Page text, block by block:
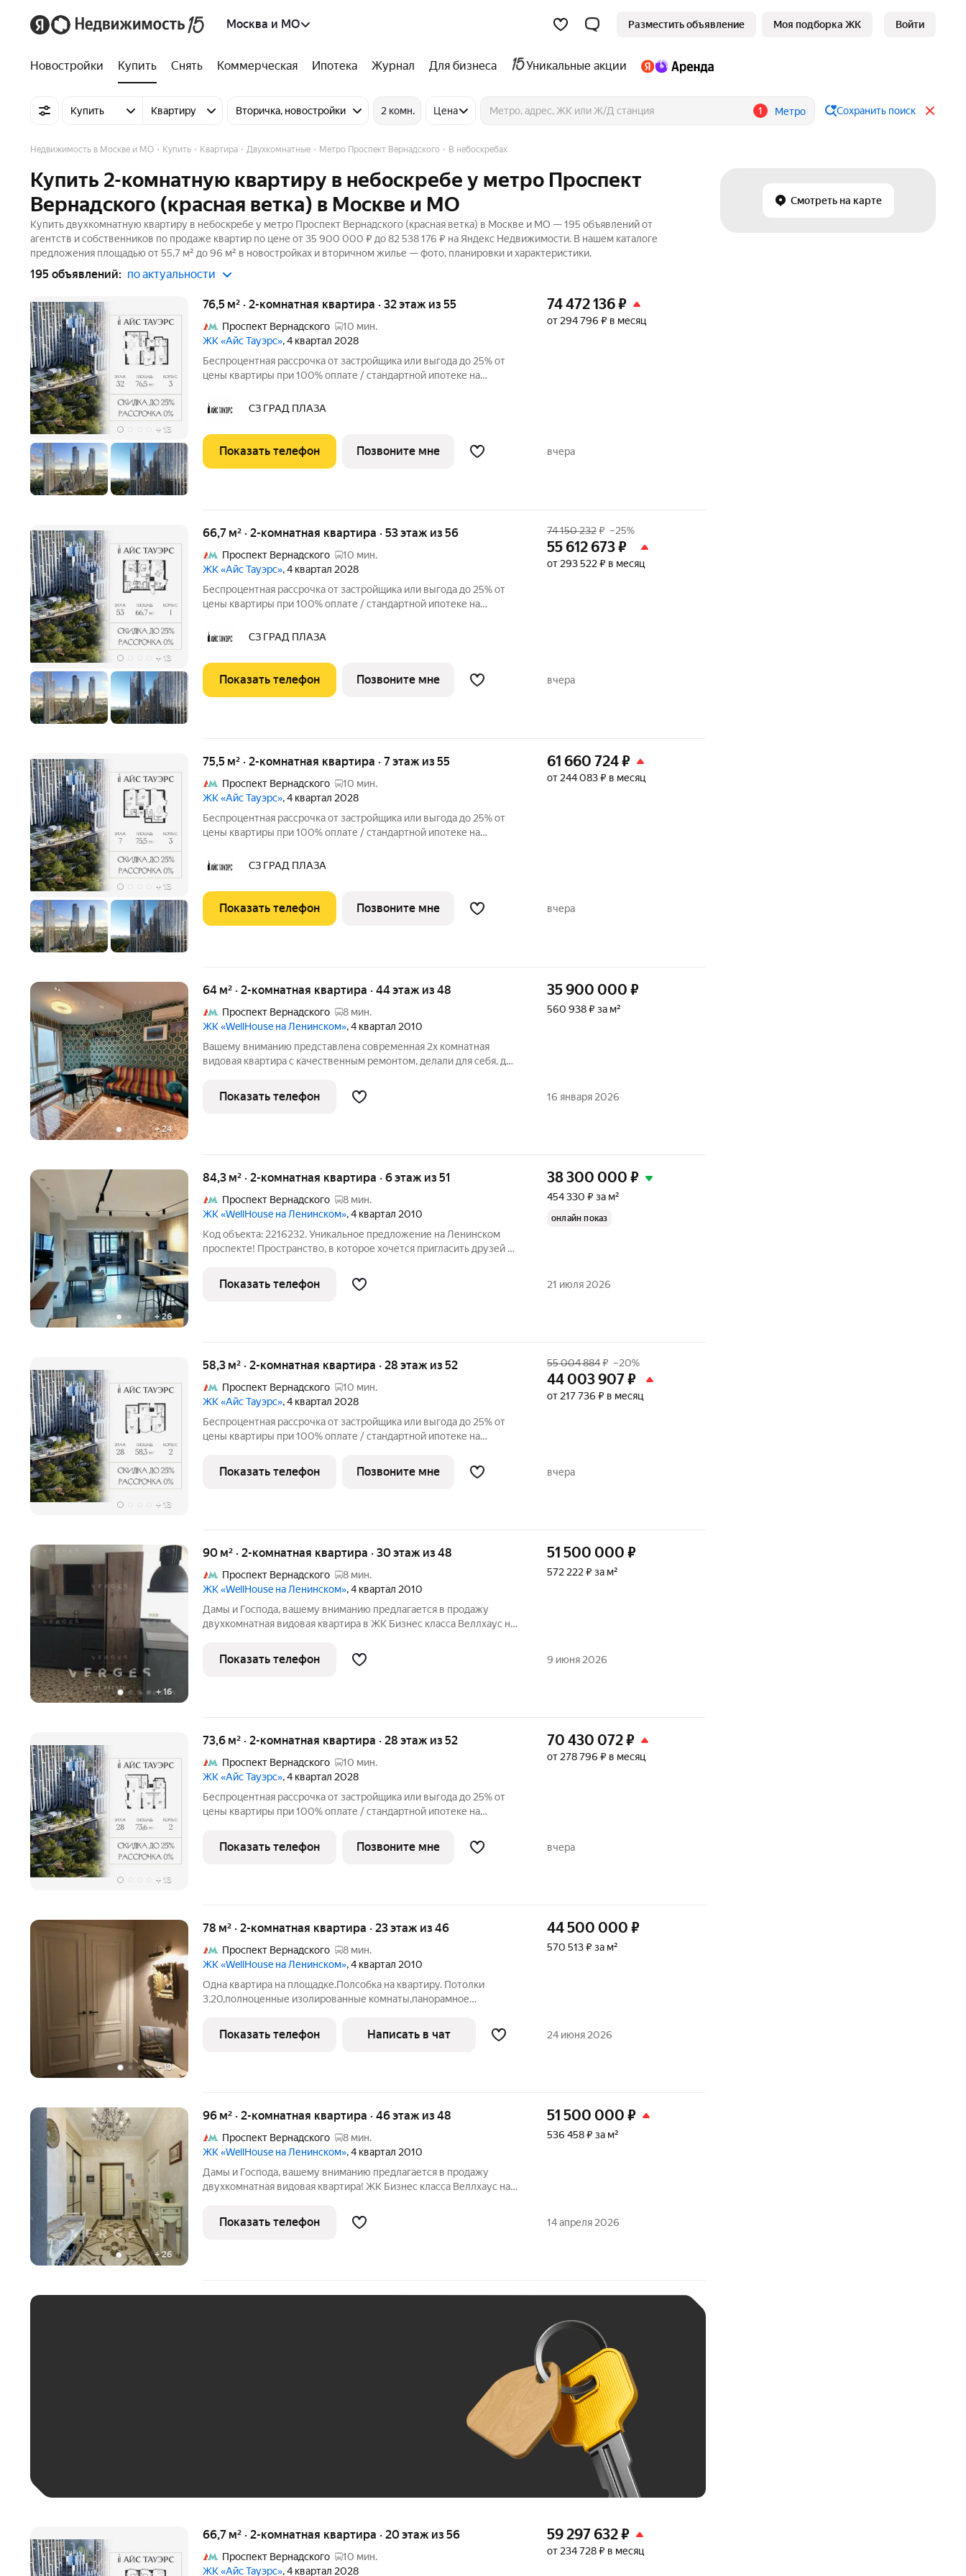
Москва и МО Разместить объявление Моя подборка ЖК Войти
Новостройки Купить Снять Коммерческая Ипотека Журнал Для бизнеса Уникальные акции
Купить Квартиру Вторичка, новостройки 2 комн. Цена 1 Метро Сохранить поиск
Смотреть на карте
Недвижимость в Москве и МО Купить Квартира Двухкомнатные Метро Проспект Вернадского В небоскребах
Купить 2-комнатную квартиру в небоскребе у метро Проспект
Вернадского (красная ветка) в Москве и МО
Купить двухкомнатную квартиру в небоскребе у метро Проспект Вернадского (красная ветка) в Москве и МО — 195 объявлений от
агентств и собственников по продаже квартир по цене от 35 900 000 ₽ до 82 538 176 ₽ на Яндекс Недвижимости. В нашем каталоге
предложения площадью от 55,7 м² до 96 м² в новостройках и вторичном жилье — фото, планировки и характеристики.
195 объявлений: по актуальности
+ 13
76,5 м² · 2-комнатная квартира · 32 этаж из 55
Проспект Вернадского
10 мин.
ЖК «Айс Тауэрс», 4 квартал 2028
Беспроцентная рассрочка от застройщика или выгода до 25% от
цены квартиры при 100% оплате / стандартной ипотеке на
32 этаже, 76.5 кв.м, в премиальном жилом комплексе «Айс
СЗ ГРАД ПЛАЗА
74 472 136₽
от 294 796 ₽ в месяц
Показать телефон Позвоните мне вчера
+ 13
66,7 м² · 2-комнатная квартира · 53 этаж из 56
Проспект Вернадского
10 мин.
ЖК «Айс Тауэрс», 4 квартал 2028
Беспроцентная рассрочка от застройщика или выгода до 25% от
цены квартиры при 100% оплате / стандартной ипотеке на
53 этаже, 66.7 кв.м, в премиальном жилом комплексе «Айс
СЗ ГРАД ПЛАЗА
74 150 232₽ –25%
55 612 673₽
от 293 522 ₽ в месяц
Показать телефон Позвоните мне вчера
+ 13
75,5 м² · 2-комнатная квартира · 7 этаж из 55
Проспект Вернадского
10 мин.
ЖК «Айс Тауэрс», 4 квартал 2028
Беспроцентная рассрочка от застройщика или выгода до 25% от
цены квартиры при 100% оплате / стандартной ипотеке на
этаже, 75.5 кв.м, в премиальном жилом комплексе «Айс Тауэрс»
СЗ ГРАД ПЛАЗА
61 660 724₽
от 244 083 ₽ в месяц
Показать телефон Позвоните мне вчера
+24
64 м² · 2-комнатная квартира · 44 этаж из 48
Проспект Вернадского
8 мин.
ЖК «WellHouse на Ленинском», 4 квартал 2010
Вашему вниманию представлена современная 2х комнатная
видовая квартира с качественным ремонтом, делали для себя, для
полностью укомплектована всей необходимой мебелью и
бытовой техникой. Квартира
35 900 000 ₽
560 938 ₽ за м²
Показать телефон 16 января 2026
+26
84,3 м² · 2-комнатная квартира · 6 этаж из 51
Проспект Вернадского
8 мин.
ЖК «WellHouse на Ленинском», 4 квартал 2010
Код объекта: 2216232. Уникальное предложение на Ленинском
проспекте! Пространство, в которое хочется пригласить друзей и
Монолитный дом, 6-й этаж , высокие потолки. Современный
ремонт.
38 300 000 ₽
454 330 ₽ за м²
онлайн показ
Показать телефон 21 июля 2026
+ 13
58,3 м² · 2-комнатная квартира · 28 этаж из 52
Проспект Вернадского
10 мин.
ЖК «Айс Тауэрс», 4 квартал 2028
Беспроцентная рассрочка от застройщика или выгода до 25% от
цены квартиры при 100% оплате / стандартной ипотеке на
28 этаже, 58.3 кв.м, в премиальном жилом комплексе «Айс
Тауэрс» (ЗАО
55 004 884₽ –20%
44 003 907₽
от 217 736 ₽ в месяц
Показать телефон Позвоните мне вчера
+16
90 м² · 2-комнатная квартира · 30 этаж из 48
Проспект Вернадского
8 мин.
ЖК «WellHouse на Ленинском», 4 квартал 2010
Дамы и Господа, вашему вниманию предлагается в продажу
двухкомнатная видовая квартира в ЖК Бизнес класса Веллхаус на
Юго-западный лесопарк и пруд. Планировка квартиры
функциональна:
51 500 000 ₽
572 222 ₽ за м²
Показать телефон 9 июня 2026
+ 13
73,6 м² · 2-комнатная квартира · 28 этаж из 52
Проспект Вернадского
10 мин.
ЖК «Айс Тауэрс», 4 квартал 2028
Беспроцентная рассрочка от застройщика или выгода до 25% от
цены квартиры при 100% оплате / стандартной ипотеке на
28 этаже, 73.6 кв.м, в премиальном жилом комплексе «Айс
Тауэрс» (ЗАО
70 430 072₽
от 278 796 ₽ в месяц
Показать телефон Позвоните мне вчера
+18
78 м² · 2-комнатная квартира · 23 этаж из 46
Проспект Вернадского
8 мин.
ЖК «WellHouse на Ленинском», 4 квартал 2010
Одна квартира на площадке.Полсобка на квартиру. Потолки
3,20,полноценные изолированные комнаты,панорамное
собственник,в квартире никто и никогда не был зарегистрирован.
Быстрый выход на сделку
44 500 000 ₽
570 513 ₽ за м²
Показать телефон Написать в чат 24 июня 2026
+26
96 м² · 2-комнатная квартира · 46 этаж из 48
Проспект Вернадского
8 мин.
ЖК «WellHouse на Ленинском», 4 квартал 2010
Дамы и Господа, вашему вниманию предлагается в продажу
двухкомнатная видовая квартира! ЖК Бизнес класса Веллхаус на
этаже с видами на Юго-западный лесопарк и пруд. В квартире
исполнен
51 500 000 ₽
536 458 ₽ за м²
Показать телефон 14 апреля 2026
66,7 м² · 2-комнатная квартира · 20 этаж из 56
Проспект Вернадского
10 мин.
ЖК «Айс Тауэрс», 4 квартал 2028
59 297 632₽
от 234 728 ₽ в месяц